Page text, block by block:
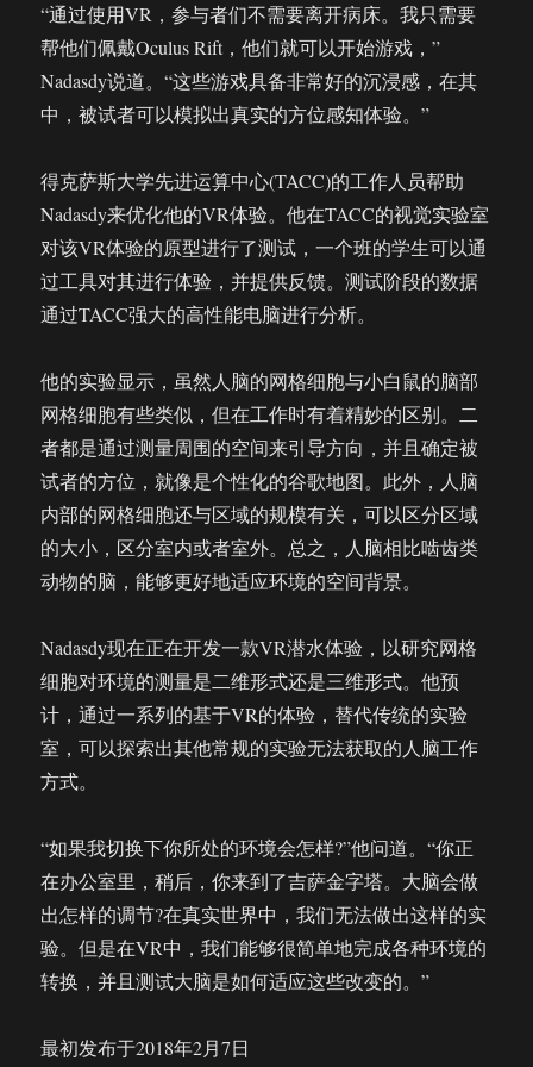
“通过使用VR，参与者们不需要离开病床。我只需要
帮他们佩戴Oculus Rift，他们就可以开始游戏，”
Nadasdy说道。“这些游戏具备非常好的沉浸感，在其
中，被试者可以模拟出真实的方位感知体验。”
得克萨斯大学先进运算中心(TACC)的工作人员帮助
Nadasdy来优化他的VR体验。他在TACC的视觉实验室
对该VR体验的原型进行了测试，一个班的学生可以通
过工具对其进行体验，并提供反馈。测试阶段的数据
通过TACC强大的高性能电脑进行分析。
他的实验显示，虽然人脑的网格细胞与小白鼠的脑部
网格细胞有些类似，但在工作时有着精妙的区别。二
者都是通过测量周围的空间来引导方向，并且确定被
试者的方位，就像是个性化的谷歌地图。此外，人脑
内部的网格细胞还与区域的规模有关，可以区分区域
的大小，区分室内或者室外。总之，人脑相比啮齿类
动物的脑，能够更好地适应环境的空间背景。
Nadasdy现在正在开发一款VR潜水体验，以研究网格
细胞对环境的测量是二维形式还是三维形式。他预
计，通过一系列的基于VR的体验，替代传统的实验
室，可以探索出其他常规的实验无法获取的人脑工作
方式。
“如果我切换下你所处的环境会怎样?”他问道。“你正
在办公室里，稍后，你来到了吉萨金字塔。大脑会做
出怎样的调节?在真实世界中，我们无法做出这样的实
验。但是在VR中，我们能够很简单地完成各种环境的
转换，并且测试大脑是如何适应这些改变的。”
最初发布于2018年2月7日